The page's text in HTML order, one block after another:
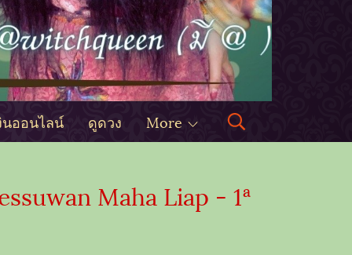
นออนไลน์ ดูดวง More
Maha Liap - 1ª